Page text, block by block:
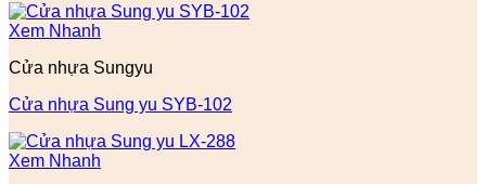
Xem Nhanh
Cửa nhựa Sungyu
Cửa nhựa Sung yu SYB-102
Xem Nhanh